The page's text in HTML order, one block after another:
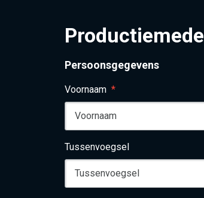
Persoonsgegevens
Voornaam
Tussenvoegsel